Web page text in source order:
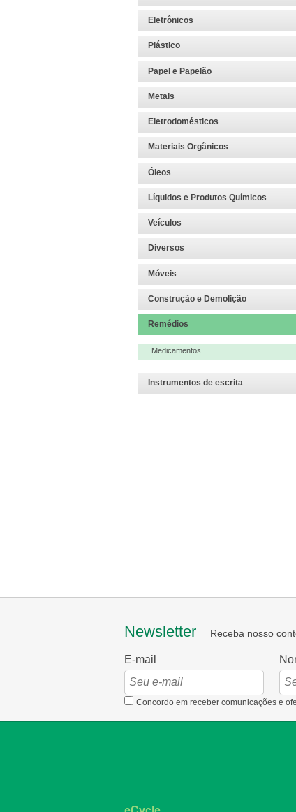
Eletrônicos
Plástico
Papel e Papelão
Metais
Eletrodomésticos
Materiais Orgânicos
Óleos
Líquidos e Produtos Químicos
Veículos
Diversos
Móveis
Construção e Demolição
Remédios
Medicamentos
Instrumentos de escrita
Newsletter Receba nosso
E-mail
Concordo em receber comunicações e